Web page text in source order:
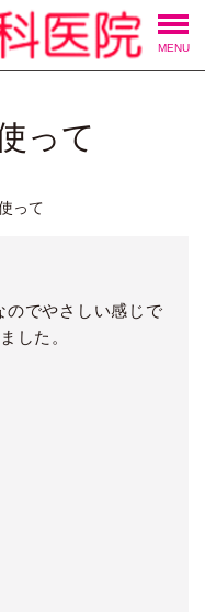
MENU
って
って
のでやさしい感じで
した。